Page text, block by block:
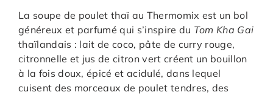
La soupe de poulet thaï au Thermomix est un bol
généreux et parfumé qui s’inspire du Tom Kha Gai
thaïlandais : lait de coco, pâte de curry rouge,
citronnelle et jus de citron vert créent un bouillon
à la fois doux, épicé et acidulé, dans lequel
cuisent des morceaux de poulet tendres, des